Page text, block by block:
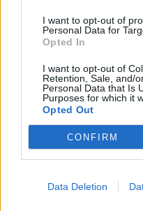
I want to opt-out of
Personal Data for
Opted In
I want to opt-out of
Retention, Sale, and/
Personal Data that Is
Purposes for which it
Opted Out
CONFIRM
Data Deletion
NAUJI